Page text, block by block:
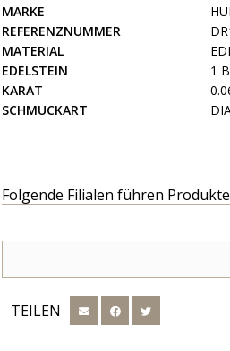
MARKE
REFERENZNUMMER
MATERIAL
EDELSTEIN
1
KARAT
SCHMUCKART
Folgende Filialen führen
TEILEN